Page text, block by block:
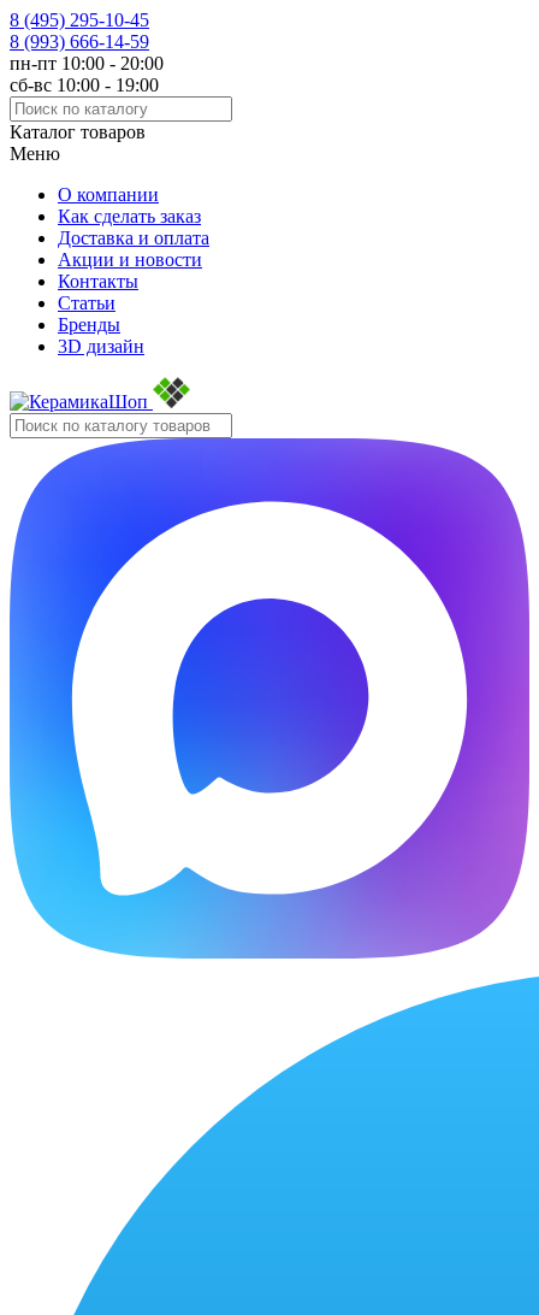
8 (495) 295-10-45
8 (993) 666-14-59
пн-пт 10:00 - 20:00
сб-вс 10:00 - 19:00
Каталог товаров
Меню
О компании
Как сделать заказ
Доставка и оплата
Акции и новости
Контакты
Статьи
Бренды
3D дизайн